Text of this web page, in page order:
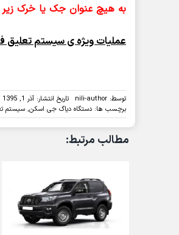
به هیچ عنوان جک یا خرک زیر
عملیات ویژه ی سیستم
توسط: nili-author تاریخ انتشار: آذر 1, 1395
برچسب ها: دستگاه دیاگ جی اسکن, سیستم
مطالب مرتبط: